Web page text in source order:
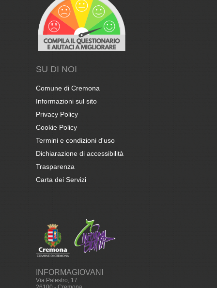
SU DI NOI
Comune di Cremona
Informazioni sul sito
Privacy Policy
Cookie Policy
Termini e condizioni d'uso
Dichiarazione di accessibilità
Trasparenza
Carta dei Servizi
INFORMAGIOVANI
Via Palestro, 17